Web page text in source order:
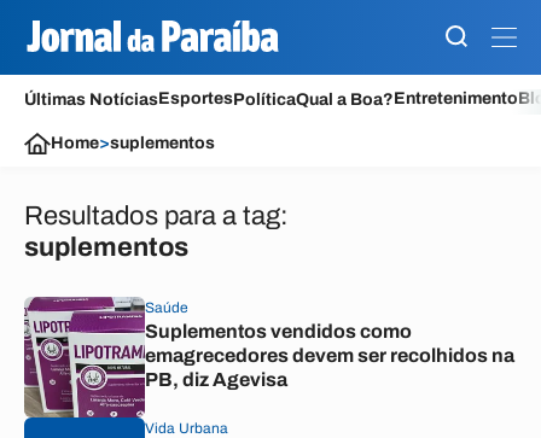
Últimas NotíciasEsportesPolíticaQual a Boa?Entretenimento
Home>suplementos
Resultados para a tag:
suplementos
Saúde
Suplementos vendidos como
emagrecedores devem ser recolhidos na
PB, diz Agevisa
Vida Urbana